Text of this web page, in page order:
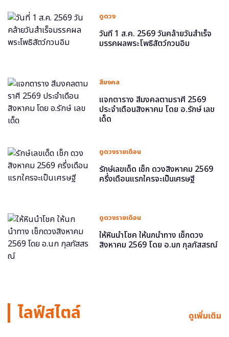
ดูดวง
วันที่ 1 ส.ค. 2569 วันคล้ายวันสำเร็จ
มรรคผลพระโพธิสัตว์กวนอิม
สีมงคล
แจกตาราง สีมงคลตามราศี 2569
ประจำเดือนสิงหาคม โดย อ.รักษ์ เลข
เด็ด
ดูดวงรายเดือน
รักษ์เลขเด็ด เช็ก ดวงสิงหาคม 2569
ครึ่งเดือนแรกใครจะเป็นเศรษฐี
ดูดวงรายเดือน
ให้หินนำโชค ให้นกนำทาง เช็กดวง
สิงหาคม 2569 โดย อ.นก กุลภัสสรณ์
ไลฟ์สไตล์ ดูเพิ่มเติม